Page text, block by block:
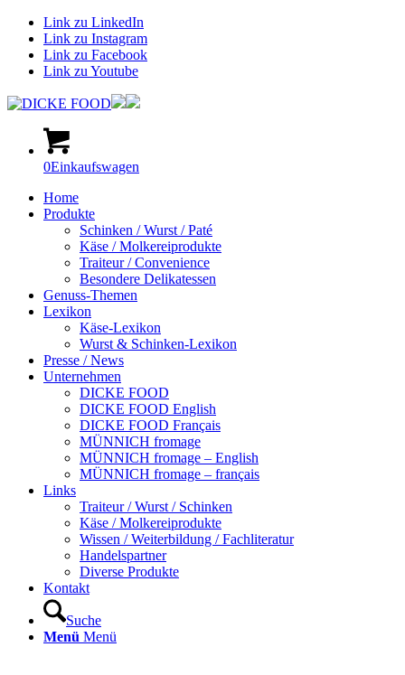
Link zu LinkedIn
Link zu Instagram
Link zu Facebook
Link zu Youtube
0Einkaufswagen
Home
Produkte
Schinken / Wurst / Paté
Käse / Molkereiprodukte
Traiteur / Convenience
Besondere Delikatessen
Genuss-Themen
Lexikon
Käse-Lexikon
Wurst & Schinken-Lexikon
Presse / News
Unternehmen
DICKE FOOD
DICKE FOOD English
DICKE FOOD Français
MÜNNICH fromage
MÜNNICH fromage – English
MÜNNICH fromage – français
Links
Traiteur / Wurst / Schinken
Käse / Molkereiprodukte
Wissen / Weiterbildung / Fachliteratur
Handelspartner
Diverse Produkte
Kontakt
Suche
Menü Menü